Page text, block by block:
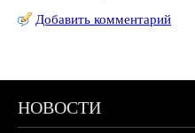
Добавить комментарий
НОВОСТИ